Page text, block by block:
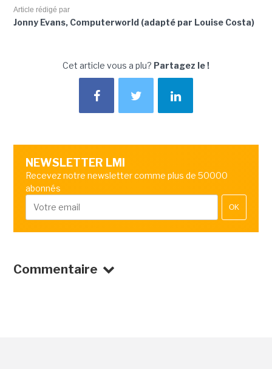
Article rédigé par
Jonny Evans, Computerworld (adapté par Louise Costa)
Cet article vous a plu? Partagez le !
NEWSLETTER LMI
Recevez notre newsletter comme plus de 50000
abonnés
OK
Commentaire